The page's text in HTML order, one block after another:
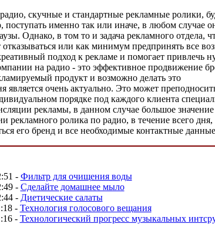
скучные и стандартные рекламные ролики,
поступать именно так или иначе, в любом случае
Однако, в том то и задача рекламного отдела,
или как минимум предпринять все
подход к рекламе и помогает привлечь
на радио - это эффективное продвижение
продукт и возможно делать это
является очень актуально. Это может
порядке под каждого клиента
рекламы, в данном случае большое
ролика по радио, в течение всего
его бренд и все необходимые контактные
- Фильтр для очищения воды
- Сделайте домашнее мыло
- Диетические салаты
- Технология голосового вещания
- Технологический прогресс музыкальных